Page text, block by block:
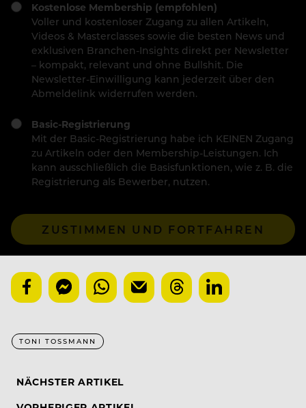
Kostenlose Membership (empfohlen)
Voller und kostenloser Zugang zu allen Artikeln,
Videos & Masterclasses sowie die besten News und
exklusiven Branchen-Insights direkt per Newsletter
– kompakt, relevant und ohne Bullshit. Die
Newsletter-Einwilligung kann jederzeit über den
Abmeldelink widerrufen werden.
Basic-Registrierung
Mit der Basic-Registrierung habe ich KEINEN Zugang
zu Artikeln oder den Membership-Leistungen. Ich
kann ausschließlich die Basisfunktionen, wie z. B. die
Registrierung als Bewerber, nutzen.
ZUSTIMMEN UND FORTFAHREN
TONI TOSSMANN
NÄCHSTER ARTIKEL